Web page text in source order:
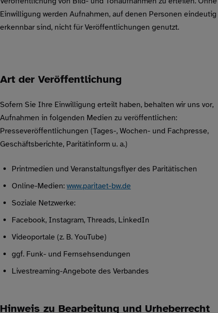
Einwilligung werden Aufnahmen, auf denen Personen eindeutig
erkennbar sind, nicht für Veröffentlichungen genutzt.
Art der Veröffentlichung
Sofern Sie Ihre Einwilligung erteilt haben, behalten wir uns vor,
Aufnahmen in folgenden Medien zu veröffentlichen:
Presseveröffentlichungen (Tages-, Wochen- und Fachpresse,
Geschäftsberichte, Paritätinform u. a.)
Printmedien und Veranstaltungsflyer des Paritätischen
Online-Medien: www.paritaet-bw.de
Soziale Netzwerke:
Facebook, Instagram, Threads, LinkedIn
Videoportale (z. B. YouTube)
ggf. Funk- und Fernsehsendungen
Livestreaming-Angebote des Verbandes
Hinweis zu Bearbeitung und Urheberrecht